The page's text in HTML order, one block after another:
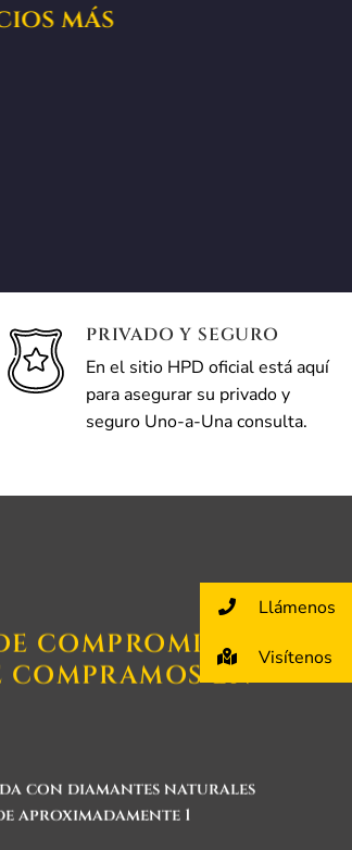
más
PRIVADO Y SEGURO
En el sitio HPD oficial está aquí
para asegurar su privado y
seguro Uno-a-Una consulta.
COMPROMISO
EN
con diamantes naturales
1
Llámenos
Visítenos